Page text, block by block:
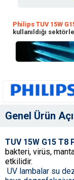
Philips TUV 15W
kullanıldığı
Genel Ürün
TUV 15W G15 T8
bakteri, virüs,
etkilidir.
UV lambalar su